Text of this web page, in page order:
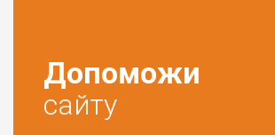
Допоможи
сайту